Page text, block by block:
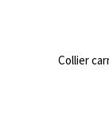
Collier